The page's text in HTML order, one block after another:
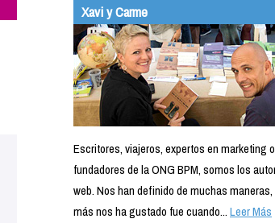
Xavi y Carme
Escritores, viajeros, expertos en marketing
fundadores de la ONG BPM, somos los
web. Nos han definido de muchas maneras,
más nos ha gustado fue cuando...Leer Más